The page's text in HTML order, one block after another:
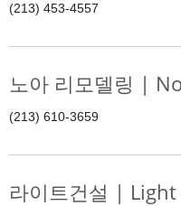
(213) 453-4557
노아 리모델링 |
(213) 610-3659
라이트건설 |